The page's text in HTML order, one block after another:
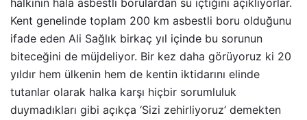
halkının hala asbestli borulardan su içtiğini açıklıyorlar.
Kent genelinde toplam 200 km asbestli boru olduğunu
ifade eden Ali Sağlık birkaç yıl içinde bu sorunun
biteceğini de müjdeliyor. Bir kez daha görüyoruz ki 20
yıldır hem ülkenin hem de kentin iktidarını elinde
tutanlar olarak halka karşı hiçbir sorumluluk
duymadıkları gibi açıkça ‘Sizi zehirliyoruz’ demekten